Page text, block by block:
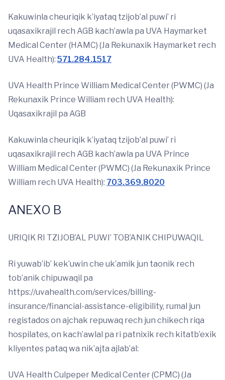
Kakuwinla cheuriqik k’iyataq tzijob’al puwi’ ri
uqasaxikrajil rech AGB kach’awla pa UVA Haymarket
Medical Center (HAMC) (Ja Rekunaxik Haymarket rech
UVA Health): 571.284.1517
UVA Health Prince William Medical Center (PWMC) (Ja
Rekunaxik Prince William rech UVA Health):
Uqasaxikrajil pa AGB
Kakuwinla cheuriqik k’iyataq tzijob’al puwi’ ri
uqasaxikrajil rech AGB kach’awla pa UVA Prince
William Medical Center (PWMC) (Ja Rekunaxik Prince
William rech UVA Health): 703.369.8020
ANEXO B
URIQIK RI TZIJOB’AL PUWI’ TOB’ANIK CHIPUWAQIL
Ri yuwab’ib’ kek’uwin che uk’amik jun taonik rech
tob’anik chipuwaqil pa
https://uvahealth.com/services/billing-
insurance/financial-assistance-eligibility, rumal jun
registados on ajchak repuwaq rech jun chikech riqa
hospilates, on kach’awlal pa ri patnixik rech kitatb’exik
kliyentes pataq wa nik’ajta ajlab’al:
UVA Health Culpeper Medical Center (CPMC) (Ja